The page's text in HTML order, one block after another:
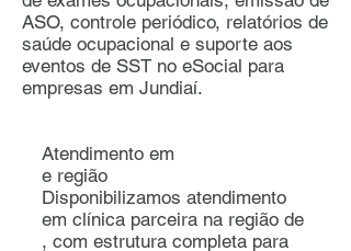
ASO, controle periódico, relatórios de
saúde ocupacional e suporte aos
eventos de SST no eSocial para
empresas em Jundiaí.
Atendimento em
e região
Disponibilizamos atendimento
em clínica parceira na região de
, com estrutura completa para